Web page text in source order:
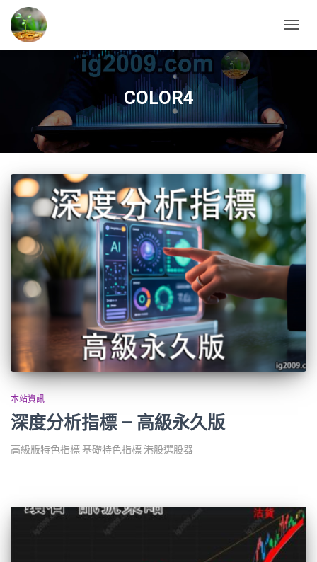
COLOR4
本站資訊
深度分析指標 – 高級永久版
高級版特色指標 基礎特色指標 港股選股器